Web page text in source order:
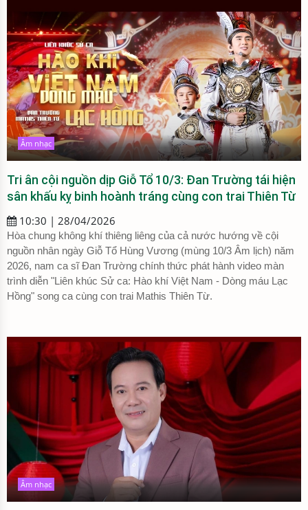
Âm nhạc
Tri ân cội nguồn dịp Giỗ Tổ 10/3: Đan Trường tái hiện
sân khấu kỵ binh hoành tráng cùng con trai Thiên Từ
10:30 | 28/04/2026
Hòa chung không khí thiêng liêng của cả nước hướng về cội
nguồn nhân ngày Giỗ Tổ Hùng Vương (mùng 10/3 Âm lịch) năm
2026, nam ca sĩ Đan Trường chính thức phát hành video màn
trình diễn "Liên khúc Sử ca: Hào khí Việt Nam - Dòng máu Lạc
Hồng" song ca cùng con trai Mathis Thiên Từ.
Âm nhạc